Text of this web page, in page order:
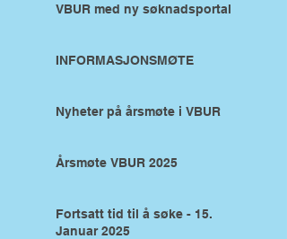
VBUR med ny søknadsportal
INFORMASJONSMØTE
Nyheter på årsmøte i VBUR
Årsmøte VBUR 2025
Fortsatt tid til å søke - 15.
Januar 2025